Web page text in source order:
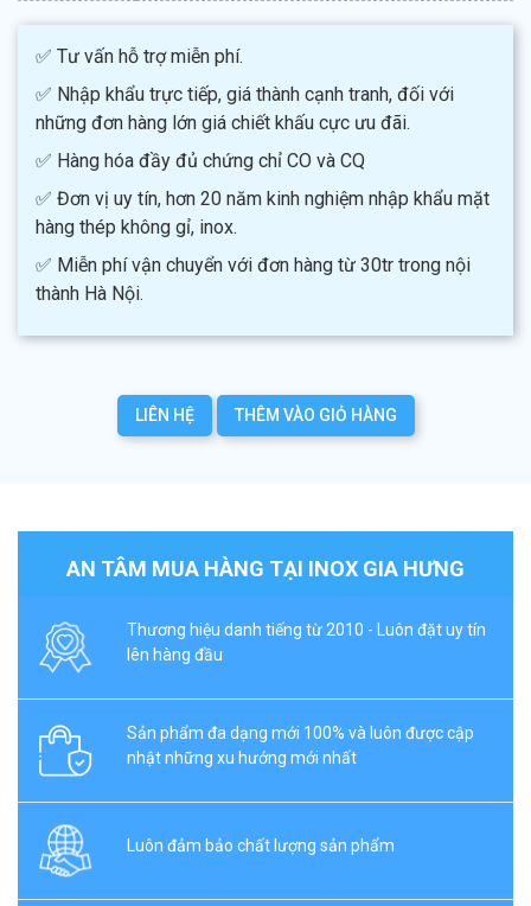
✅ Tư vấn hỗ trợ miễn phí.
✅ Nhập khẩu trực tiếp, giá thành cạnh tranh, đối với
những đơn hàng lớn giá chiết khấu cực ưu đãi.
✅ Hàng hóa đầy đủ chứng chỉ CO và CQ
✅ Đơn vị uy tín, hơn 20 năm kinh nghiệm nhập khẩu mặt
hàng thép không gỉ, inox.
✅ Miễn phí vận chuyển với đơn hàng từ 30tr trong nội
thành Hà Nội.
LIÊN HỆ THÊM VÀO GIỎ HÀNG
AN TÂM MUA HÀNG TẠI INOX GIA HƯNG
Thương hiệu danh tiếng từ 2010 - Luôn đặt uy tín
lên hàng đầu
Sản phẩm đa dạng mới 100% và luôn được cập
nhật những xu hướng mới nhất
Luôn đảm bảo chất lượng sản phẩm